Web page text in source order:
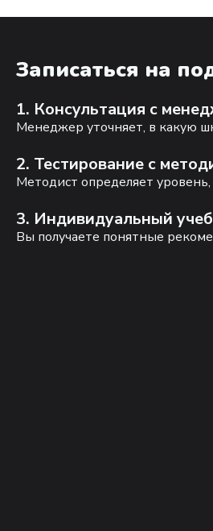
Записаться на
1. Консультация с
Менеджер уточняет, в какую
2. Тестирование с
Методист определяет
3. Индивидуальный
Вы получаете понятные